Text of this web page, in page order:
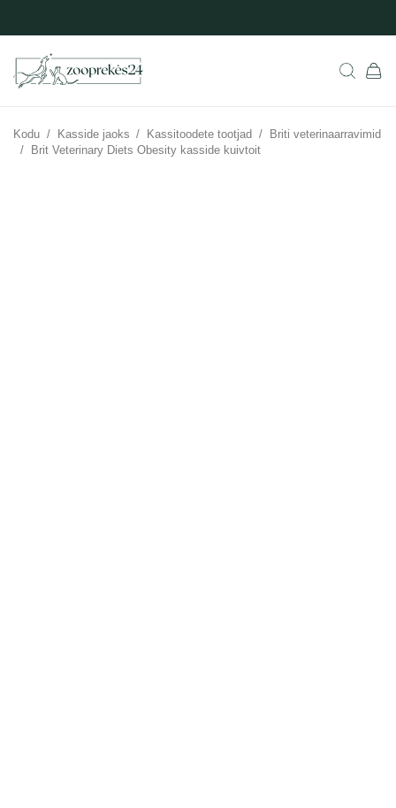
Kodu / Kasside jaoks / Kassitoodete tootjad /
Briti veterinaarravimid
/
Brit Veterinary Diets Obesity kasside kuivtoit